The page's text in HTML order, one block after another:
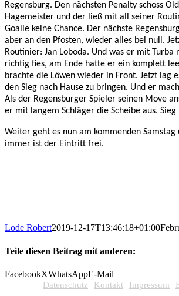
Regensburg. Den nächsten Penalty schoss
Hagemeister und der ließ mit all seiner
Goalie keine Chance. Der nächste
aber an den Pfosten, wieder alles bei null.
Routinier: Jan Loboda. Und was er mit Turba
richtig fies, am Ende hatte er ein komplett
brachte die Löwen wieder in Front. Jetzt lag
den Sieg nach Hause zu bringen. Und er
Als der Regensburger Spieler seinen Move
er mit langem Schläger die Scheibe aus. Sieg
Weiter geht es nun am kommenden Samstag
immer ist der Eintritt frei.
Lode Robert2019-12-17T13:46:18+01:00
Teile diesen Beitrag mit anderen:
FacebookXWhatsAppE-Mail
Datenschutz Kontakt Impressum